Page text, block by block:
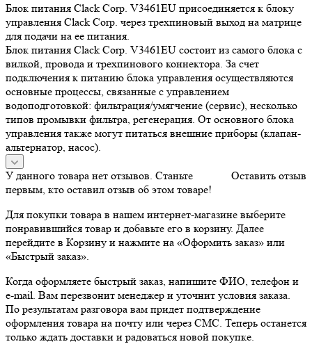
Блок питания Clack Corp. V3461EU присоединяется к блоку
управления Clack Corp. через трехпиновый выход на матрице
для подачи на ее питания.
Блок питания Clack Corp. V3461EU состоит из самого блока с
вилкой, провода и трехпинового коннектора. За счет
подключения к питанию блока управления осуществляются
основные процессы, связанные с управлением
водоподготовкой: фильтрация/умягчение (сервис), несколько
типов промывки фильтра, регенерация. От основного блока
управления также могут питаться внешние приборы (клапан-
альтернатор, насос).
Оставить отзыв
У данного товара нет отзывов. Станьте
первым, кто оставил отзыв об этом товаре!
Для покупки товара в нашем интернет-магазине выберите
понравившийся товар и добавьте его в корзину. Далее
перейдите в Корзину и нажмите на «Оформить заказ» или
«Быстрый заказ».
Когда оформляете быстрый заказ, напишите ФИО, телефон и
e-mail. Вам перезвонит менеджер и уточнит условия заказа.
По результатам разговора вам придет подтверждение
оформления товара на почту или через СМС. Теперь останется
только ждать доставки и радоваться новой покупке.